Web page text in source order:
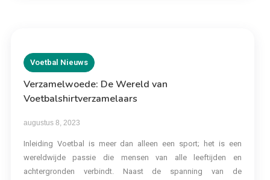
Voetbal Nieuws
Verzamelwoede: De Wereld van
Voetbalshirtverzamelaars
augustus 8, 2023
Inleiding Voetbal is meer dan alleen een sport; het is een
wereldwijde passie die mensen van alle leeftijden en
achtergronden verbindt. Naast de spanning van de